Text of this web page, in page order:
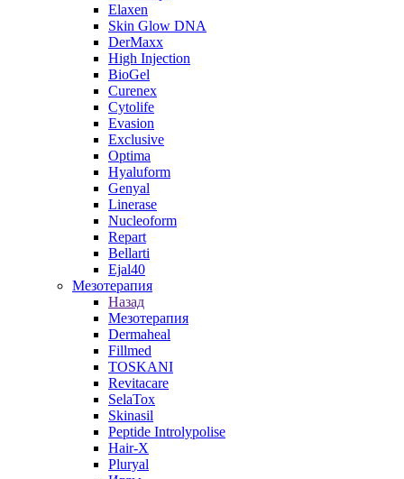
Elaxen
Skin Glow DNA
DerMaxx
High Injection
BioGel
Curenex
Cytolife
Evasion
Exclusive
Optima
Hyaluform
Genyal
Linerase
Nucleoform
Repart
Bellarti
Ejal40
Мезотерапия
Назад
Мезотерапия
Dermaheal
Fillmed
TOSKANI
Revitacare
SelaTox
Skinasil
Peptide Introlypolise
Hair-X
Pluryal